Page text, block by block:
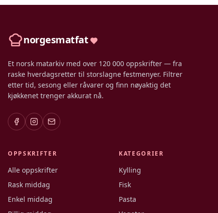
norgesmatfat
Et norsk matarkiv med over 120 000 oppskrifter — fra
raske hverdagsretter til storslagne festmenyer. Filtrer
etter tid, sesong eller råvarer og finn nøyaktig det
kjøkkenet trenger akkurat nå.
OPPSKRIFTER
Alle oppskrifter
Rask middag
Enkel middag
KATEGORIER
Kylling
Fisk
Pasta